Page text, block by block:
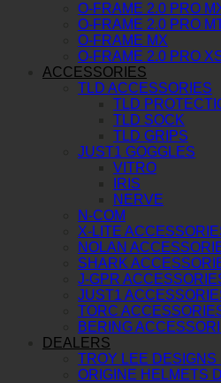
O-FRAME 2.0 PRO
O-FRAME 2.0 PRO
O-FRAME MX
O-FRAME 2.0 PRO
ACCESSORIES
TLD ACCESSORIES
TLD
TLD SOCK
TLD GRIPS
JUST1 GOGGLES
VITRO
IRIS
NERVE
N-COM
X-LITE
NOLAN
SHARK
J-GPR
JUST1
TORC
BERING
DEALERS
TROY LEE DESIGNS
ORIGINE HELMETS